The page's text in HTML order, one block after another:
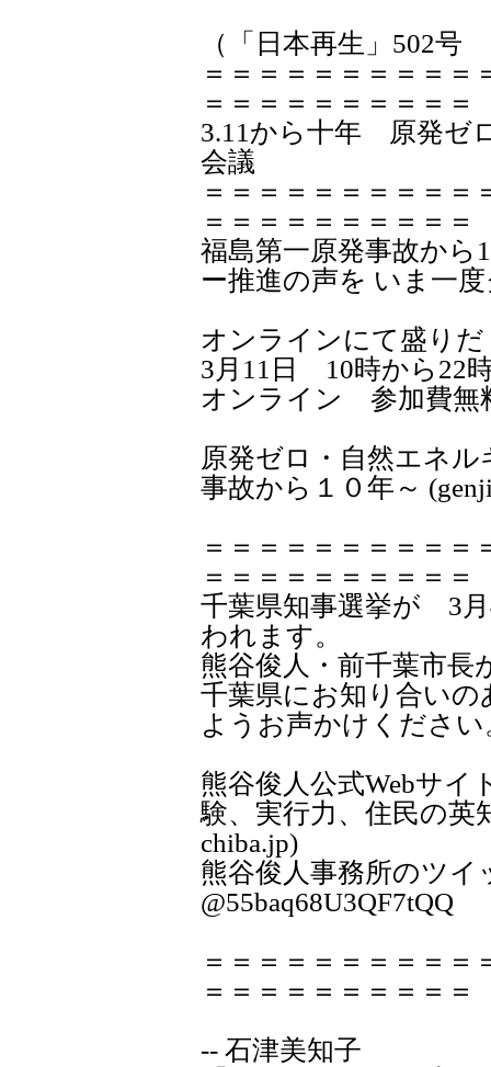
（「日本再生」502
＝＝＝＝＝＝＝＝＝＝
＝＝＝＝＝＝＝＝＝＝
3.11から十年 原発ゼ
会議
＝＝＝＝＝＝＝＝＝＝
＝＝＝＝＝＝＝＝＝＝
福島第一原発事故から
ー推進の声を いま一
オンラインにて盛り
3月11日 10時から22
オンライン 参加費無
原発ゼロ・自然エネル
事故から１０年～
＝＝＝＝＝＝＝＝＝＝
＝＝＝＝＝＝＝＝＝＝
千葉県知事選挙が 3
われます。
熊谷俊人・前千葉市長
千葉県にお知り合い
ようお声かけください
熊谷俊人公式Webサ
験、実行力、住民の英
chiba.jp)
熊谷俊人事務所のツ
@55baq68U3QF7tQQ
＝＝＝＝＝＝＝＝＝＝
＝＝＝＝＝＝＝＝＝＝
-- 石津美知子